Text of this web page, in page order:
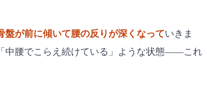
盤が前に傾いて腰の反りが深くなっていきま
中腰でこらえ続けている」ような状態——これ